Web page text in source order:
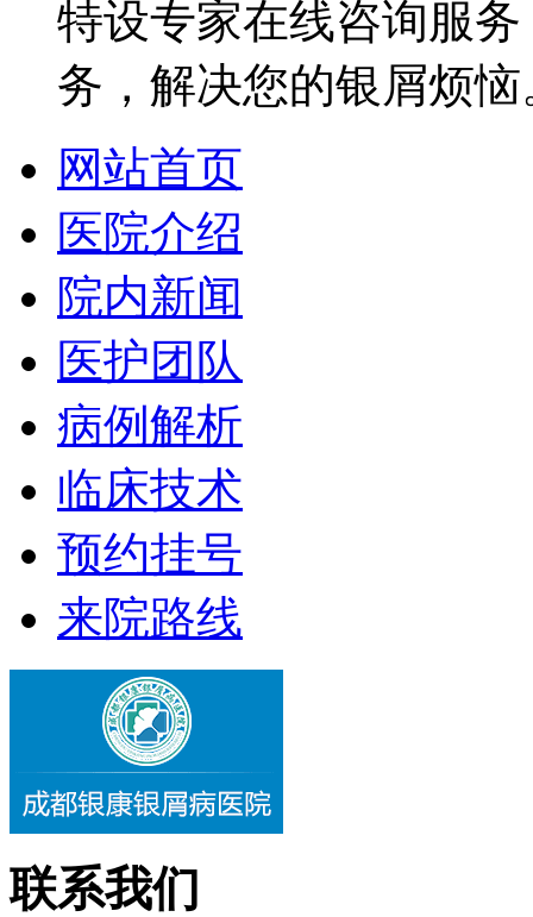
特设专家在线咨询服
务，解决您的银屑烦恼
网站首页
医院介绍
院内新闻
医护团队
病例解析
临床技术
预约挂号
来院路线
联系我们